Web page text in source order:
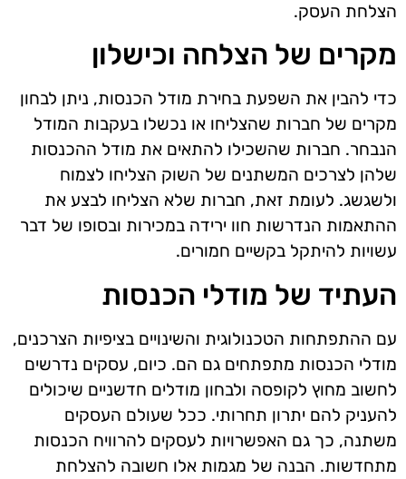
הצלחת העסק.
מקרים של הצלחה וכישלון
כדי להבין את השפעת בחירת מודל הכנסות, ניתן לבחון
מקרים של חברות שהצליחו או נכשלו בעקבות המודל
הנבחר. חברות שהשכילו להתאים את מודל ההכנסות
שלהן לצרכים המשתנים של השוק הצליחו לצמוח
ולשגשג. לעומת זאת, חברות שלא הצליחו לבצע את
ההתאמות הנדרשות חוו ירידה במכירות ובסופו של דבר
עשויות להיתקל בקשיים חמורים.
העתיד של מודלי הכנסות
עם ההתפתחות הטכנולוגית והשינויים בציפיות הצרכנים,
מודלי הכנסות מתפתחים גם הם. כיום, עסקים נדרשים
לחשוב מחוץ לקופסה ולבחון מודלים חדשניים שיכולים
להעניק להם יתרון תחרותי. ככל שעולם העסקים
משתנה, כך גם האפשרויות לעסקים להרוויח הכנסות
מתחדשות. הבנה של מגמות אלו חשובה להצלחת